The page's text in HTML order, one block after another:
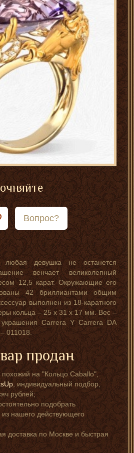
Вопрос?
девушка не останется
венчает великолепный
12,5 карат. Окружающие его
42 бриллиантами общим
выполнен из 18-каратного
кольца – 25 х 31 х 17 мм. Вес –
Carrera Y Carrera DA
011018.
продан
на "Кольцо Caballo",
, индивидуальный подбор,
рублей;
подобрать
нашего действующего
доставка по Москве и быстрая